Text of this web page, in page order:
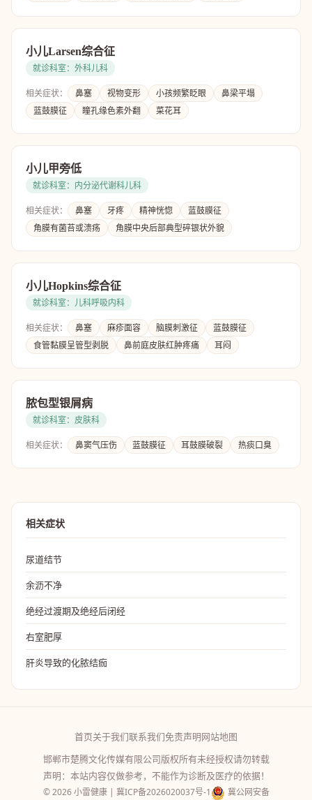
小儿Larsen综合征
就诊科室：外科儿科
相关症状： 鼻塞 视物变形 小孩频繁眨眼
鼻梁平塌
蓝鼓膜征
瞳孔缘色素外翻 菜花耳
小儿甲旁低
就诊科室：内分泌代谢科儿科
相关症状： 鼻塞 牙疼 精神恍惚
蓝鼓膜征
角膜有菌苔或溃疡
角膜中央后部典型碎银状外貌
小儿Hopkins综合征
就诊科室：儿科呼吸内科
相关症状： 鼻塞 麻疹面容 脑膜刺激征
蓝鼓膜征
食管黏膜呈管型剥脱
鼻前庭皮肤红肿疼痛 耳闷
脓包型银屑病
就诊科室：皮肤科
相关症状： 鼻窦气压伤 蓝鼓膜征 耳鼓膜破裂 热痰口臭
相关症状
尿道结节
余沥不净
绝经过渡期及绝经后闭经
右室肥厚
肝炎导致的化脓结痂
首页关于我们联系我们免责声明网站地图
邯郸市楚腾文化传媒有限公司版权所有未经授权请勿转载
声明：本站内容仅做参考，不能作为诊断及医疗的依据！
© 2026 小雷健康 | 冀ICP备2026020037号-1 冀公网安备